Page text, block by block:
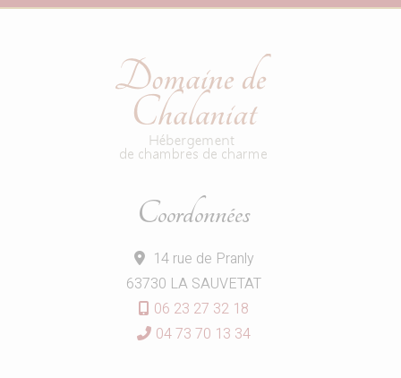
Coordonnées
14 rue de Pranly
63730 LA SAUVETAT
06 23 27 32 18
04 73 70 13 34